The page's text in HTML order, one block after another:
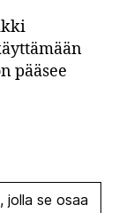
pääsee
jolla se osaa